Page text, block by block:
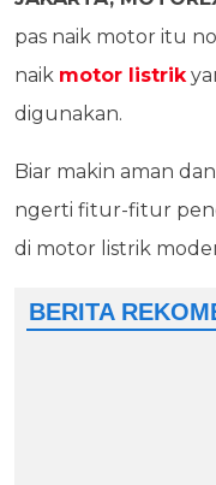
pas naik motor itu
naik motor listrik
digunakan.
Biar makin aman
ngerti fitur-fitur
di motor listrik